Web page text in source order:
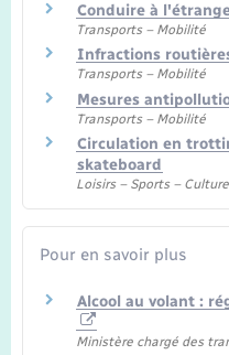
Conduire à
Transports – Mobilité
Infractions
Transports – Mobilité
Mesures
Transports – Mobilité
Circulation en
skateboard
Loisirs – Sports – Culture
Pour en savoir plus
Alcool au volant :
Ministère chargé des